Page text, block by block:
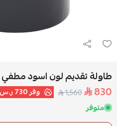
طاولة تقديم لون اسود
830
1,560 وفر730 ر.س
متوفر